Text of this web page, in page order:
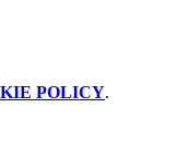
POLICY.